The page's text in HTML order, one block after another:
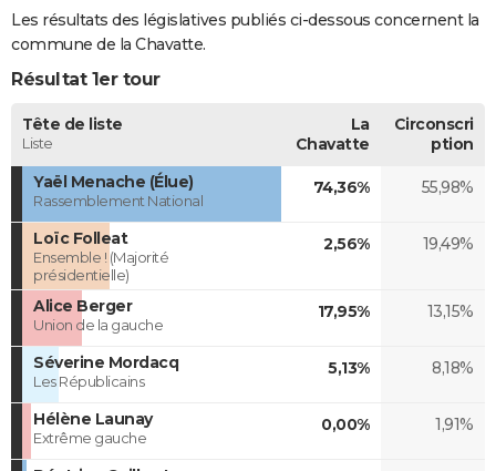
Les résultats des législatives publiés ci-dessous concernent la
commune de la Chavatte.
Résultat 1er tour
Tête de liste
Liste
La
Chavatte
Circonscri
ption
Yaël Menache (Élue)
Rassemblement National
74,36% 55,98%
Loïc Folleat
Ensemble ! (Majorité
présidentielle)
2,56% 19,49%
Alice Berger
Union de la gauche
17,95% 13,15%
Séverine Mordacq
Les Républicains
5,13% 8,18%
Hélène Launay
Extrême gauche
0,00% 1,91%